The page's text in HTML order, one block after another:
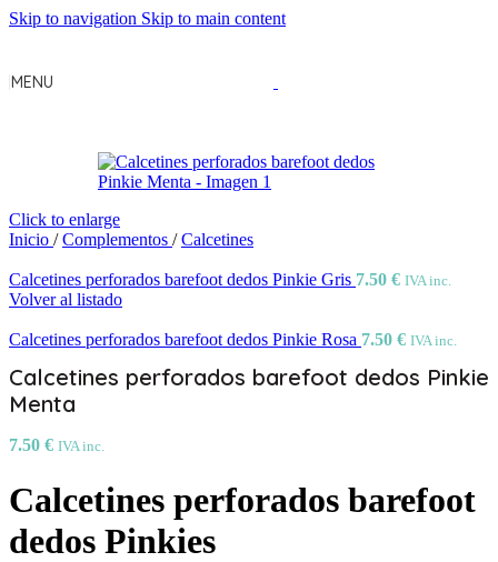
Skip to navigation Skip to main content
MENU
Click to enlarge
Inicio / Complementos / Calcetines
Calcetines perforados barefoot dedos Pinkie Gris 7.50 € IVA inc.
Volver al listado
Calcetines perforados barefoot dedos Pinkie Rosa 7.50 € IVA inc.
Calcetines perforados barefoot dedos Pinkie
Menta
7.50 € IVA inc.
Calcetines perforados barefoot
dedos Pinkies